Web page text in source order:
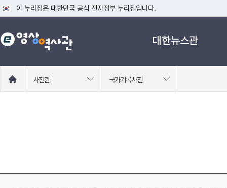
이 누리집은 대한민국 공식 전자정부 누리집입니다.
공식 누리집 주소 확인하기
go.kr 주소를 사용하는 누리집은 대한민국 정부기관이 관리하는 누리집입니
대한뉴스관
로
사진관 국가기록사진